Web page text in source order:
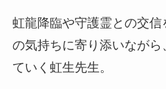
虹龍降臨や守護霊との交
の気持ちに寄り添いなが
ていく虹生先生。